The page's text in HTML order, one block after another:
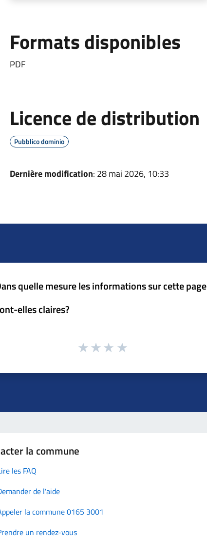
Formats disponibles
PDF
Licence de distribution
Pubblico dominio
Dernière modification: 28 mai 2026, 10:33
quelle mesure les informations sur cette page
elles claires?
la commune
les FAQ
de l'aide
la commune 0165 3001
un rendez-vous